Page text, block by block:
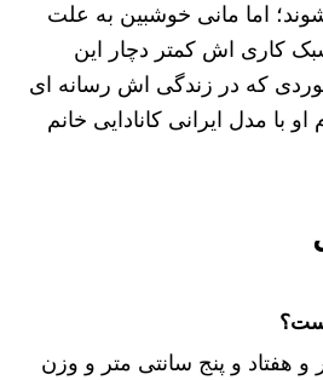
اما مانی خوشبین به علت
کاری اش کمتر دچار این
که در زندگی اش رسانه ای
با مدل ایرانی کانادایی خانم
خوشبین 1 متر و هفتاد و پنج سانتی متر و وزن